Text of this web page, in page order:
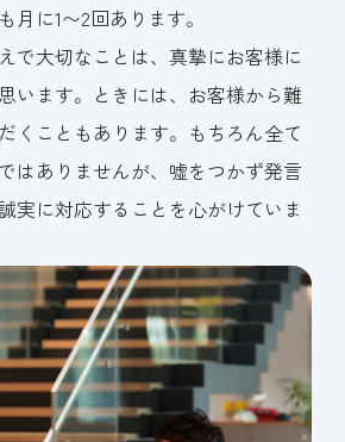
月に1〜2回あります。
で大切なことは、真摯にお客様に
います。ときには、お客様から難
くこともあります。もちろん全て
はありませんが、嘘をつかず発言
実に対応することを心がけていま